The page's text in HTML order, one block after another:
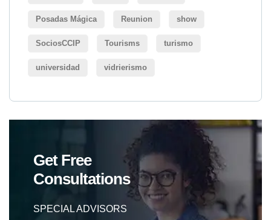
Posadas Mágica Reunion show
SociosCCIP Tourisms turismo
universidad vidrierismo
Get Free
Consultations
SPECIAL ADVISORS